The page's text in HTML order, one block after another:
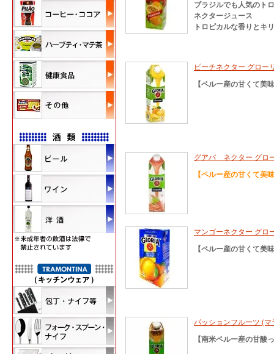
ブラジルでも人気のト
ネクタージュース
トロピカルな香りとキ
ピーチネクター グロ
【ペルー産の甘くて美
グアバ ネクター グロ
【ペルー産の甘くて美
マンゴーネクター グ
【ペルー産の甘くて美
パッションフルーツ (
【南米ペルー産の甘酸